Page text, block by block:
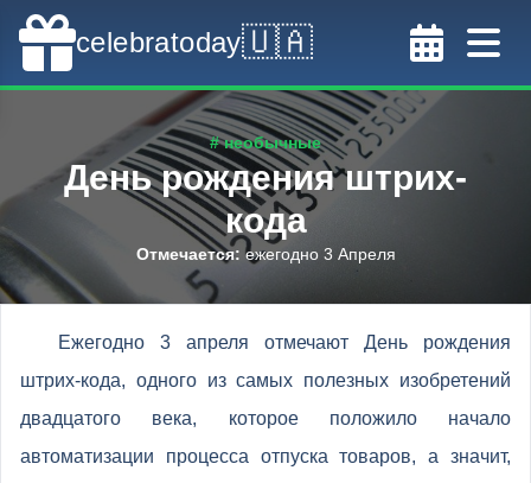
celebratoday🇺🇦
# необычные
День рождения штрих-
кода
Отмечается: ежегодно 3 Апреля
Ежегодно 3 апреля отмечают День рождения
штрих-кода, одного из самых полезных изобретений
двадцатого века, которое положило начало
автоматизации процесса отпуска товаров, а значит,